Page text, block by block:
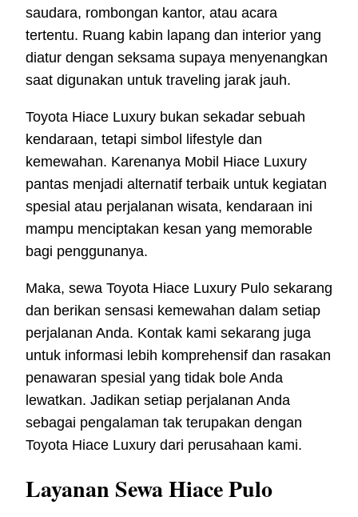
saudara, rombongan kantor, atau acara
tertentu. Ruang kabin lapang dan interior yang
diatur dengan seksama supaya menyenangkan
saat digunakan untuk traveling jarak jauh.
Toyota Hiace Luxury bukan sekadar sebuah
kendaraan, tetapi simbol lifestyle dan
kemewahan. Karenanya Mobil Hiace Luxury
pantas menjadi alternatif terbaik untuk kegiatan
spesial atau perjalanan wisata, kendaraan ini
mampu menciptakan kesan yang memorable
bagi penggunanya.
Maka, sewa Toyota Hiace Luxury Pulo sekarang
dan berikan sensasi kemewahan dalam setiap
perjalanan Anda. Kontak kami sekarang juga
untuk informasi lebih komprehensif dan rasakan
penawaran spesial yang tidak bole Anda
lewatkan. Jadikan setiap perjalanan Anda
sebagai pengalaman tak terupakan dengan
Toyota Hiace Luxury dari perusahaan kami.
Layanan Sewa Hiace Pulo